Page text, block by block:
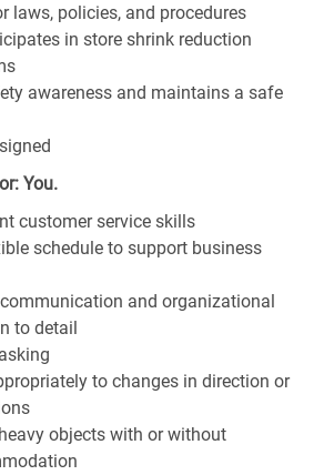
laws, policies, and procedures
in store shrink reduction
awareness and maintains a safe
You.
customer service skills
schedule to support business
and organizational
to detail
to changes in direction or
objects with or without